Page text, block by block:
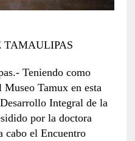
TAMAULIPAS
Teniendo como
Tamux en esta
Integral de la
por la doctora
el Encuentro